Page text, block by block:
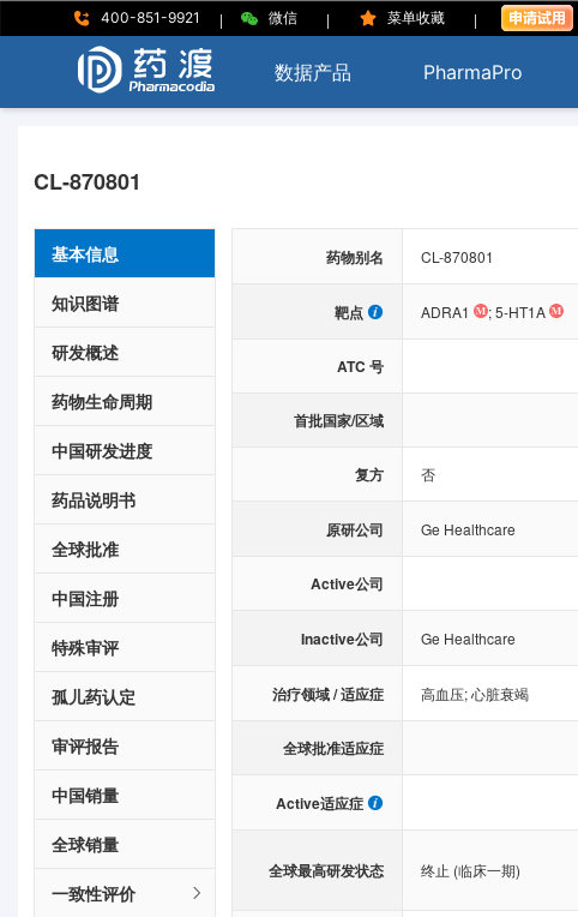
400-851-9921 | 微信 | 菜单收藏 |
数据产品 PharmaPro
CL-870801
基本信息
知识图谱
研发概述
药物生命周期
中国研发进度
药品说明书
全球批准
中国注册
特殊审评
孤儿药认定
审评报告
中国销量
全球销量
一致性评价
药物别名 CL-870801
靶点 ADRA1 ;5-HT1A
ATC 号
首批国家/区域
复方 否
原研公司 Ge Healthcare
Active公司
Inactive公司 Ge Healthcare
治疗领域 / 适应症 高血压;心脏衰竭
全球批准适应症
Active适应症
全球最高研发状态 终止 (临床一期)